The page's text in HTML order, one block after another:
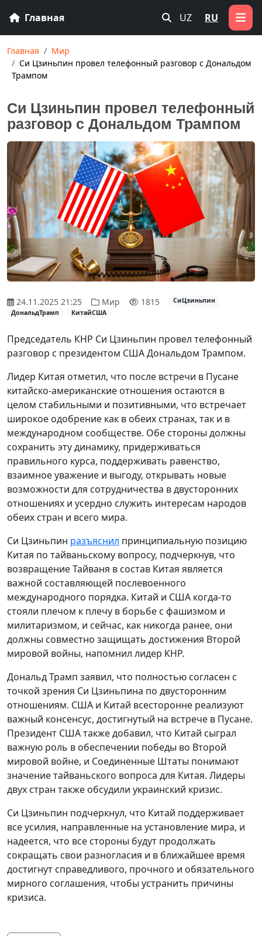
Главная UZ RU
Главная
Мир
Си Цзиньпин провел телефонный разговор с Дональдом
Трампом
Си Цзиньпин провел телефонный
разговор с Дональдом Трампом
24.11.2025 21:25 Мир 1815
СиЦзиньпин
ДональдТрамп
КитайСША
Председатель КНР Си Цзиньпин провел телефонный
разговор с президентом США Дональдом Трампом.
Лидер Китая отметил, что после встречи в Пусане
китайско-американские отношения остаются в
целом стабильными и позитивными, что встречает
широкое одобрение как в обеих странах, так и в
международном сообществе. Обе стороны должны
сохранить эту динамику, придерживаться
правильного курса, поддерживать равенство,
взаимное уважение и выгоду, открывать новые
возможности для сотрудничества в двусторонних
отношениях и усердно служить интересам народов
обеих стран и всего мира.
Си Цзиньпин разъяснил принципиальную позицию
Китая по тайваньскому вопросу, подчеркнув, что
возвращение Тайваня в состав Китая является
важной составляющей послевоенного
международного порядка. Китай и США когда-то
стояли плечом к плечу в борьбе с фашизмом и
милитаризмом, и сейчас, как никогда ранее, они
должны совместно защищать достижения Второй
мировой войны, напомнил лидер КНР.
Дональд Трамп заявил, что полностью согласен с
точкой зрения Си Цзиньпина по двусторонним
отношениям. США и Китай всесторонне реализуют
важный консенсус, достигнутый на встрече в Пусане.
Президент США также добавил, что Китай сыграл
важную роль в обеспечении победы во Второй
мировой войне, и Соединенные Штаты понимают
значение тайваньского вопроса для Китая. Лидеры
двух стран также обсудили украинский кризис.
Си Цзиньпин подчеркнул, что Китай поддерживает
все усилия, направленные на установление мира, и
надеется, что все стороны будут продолжать
сокращать свои разногласия и в ближайшее время
достигнут справедливого, прочного и обязательного
мирного соглашения, чтобы устранить причины
кризиса.